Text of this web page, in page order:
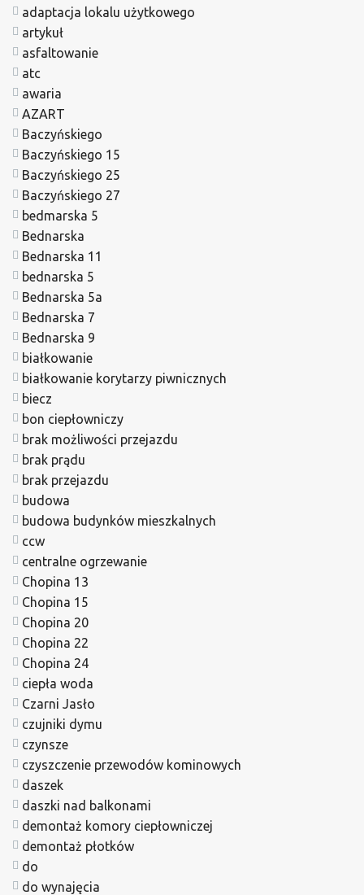
adaptacja lokalu użytkowego
artykuł
asfaltowanie
atc
awaria
AZART
Baczyńskiego
Baczyńskiego 15
Baczyńskiego 25
Baczyńskiego 27
bedmarska 5
Bednarska
Bednarska 11
bednarska 5
Bednarska 5a
Bednarska 7
Bednarska 9
białkowanie
białkowanie korytarzy piwnicznych
biecz
bon ciepłowniczy
brak możliwości przejazdu
brak prądu
brak przejazdu
budowa
budowa budynków mieszkalnych
ccw
centralne ogrzewanie
Chopina 13
Chopina 15
Chopina 20
Chopina 22
Chopina 24
ciepła woda
Czarni Jasło
czujniki dymu
czynsze
czyszczenie przewodów kominowych
daszek
daszki nad balkonami
demontaż komory ciepłowniczej
demontaż płotków
do
do wynajęcia